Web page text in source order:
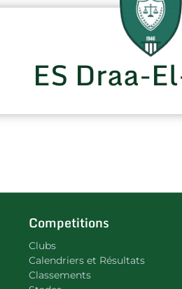
ES Draa-
Competitions
Clubs
Calendriers et Résultats
Classements